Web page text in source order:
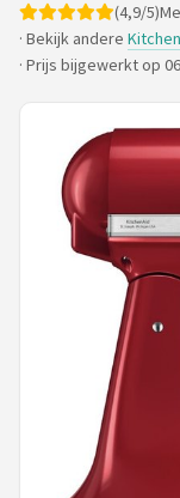
Blog
MasterChef
Restaurants
Staafmixers
POPULAIRE
Kenwood
(4,9/5)
· Bekijk andere
· Prijs bijgewerkt op